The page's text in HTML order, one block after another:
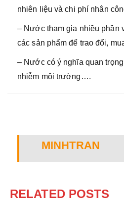
nhiên liệu và chi phí nhân
– Nước tham gia nhiều phần
các sản phẩm để trao đổi,
– Nước có ý nghĩa quan
nhiễm môi trường….
MINHTRAN
RELATED POSTS